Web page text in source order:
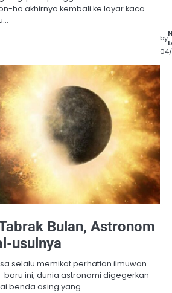
ho akhirnya kembali ke layar kaca
by
Bulan, Astronom
usulnya
selalu memikat perhatian ilmuwan
baru ini, dunia astronomi digegerkan
benda asing yang…